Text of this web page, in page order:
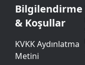
Bilgilendirme
& Koşullar
KVKK Aydınlatma
Metini